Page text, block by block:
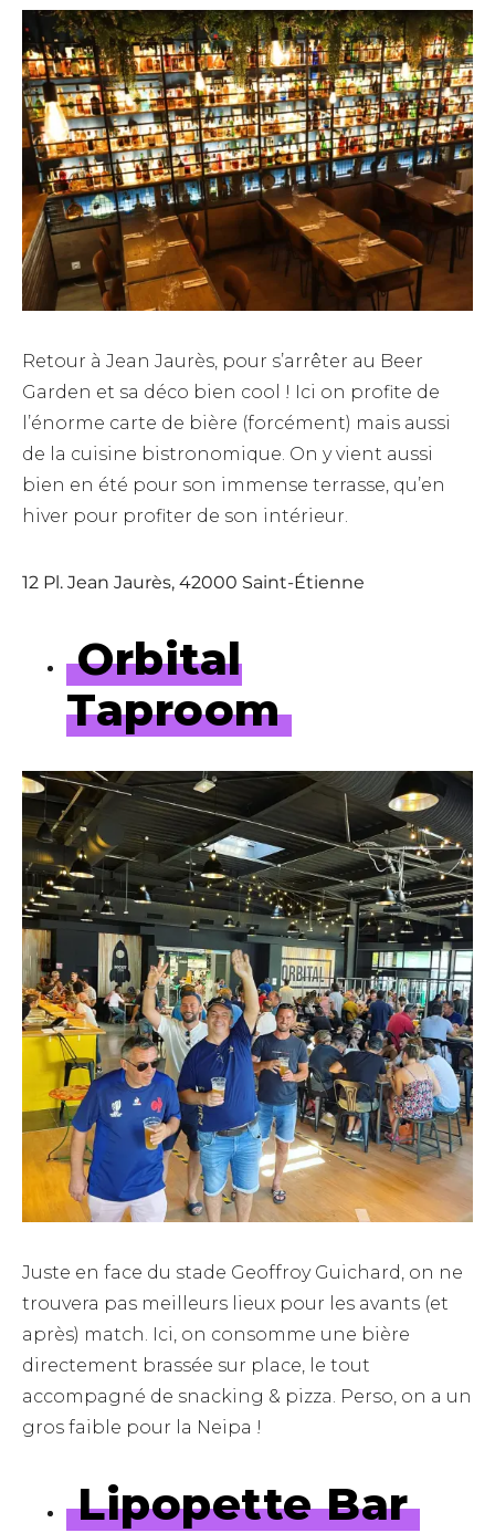
Retour à Jean Jaurès, pour s’arrêter au Beer
Garden et sa déco bien cool ! Ici on profite de
l’énorme carte de bière (forcément) mais aussi
de la cuisine bistronomique. On y vient aussi
bien en été pour son immense terrasse, qu’en
hiver pour profiter de son intérieur.
12 Pl. Jean Jaurès, 42000 Saint-Étienne
Orbital
Taproom
Juste en face du stade Geoffroy Guichard, on ne
trouvera pas meilleurs lieux pour les avants (et
après) match. Ici, on consomme une bière
directement brassée sur place, le tout
accompagné de snacking & pizza. Perso, on a un
gros faible pour la Neipa !
Lipopette Bar